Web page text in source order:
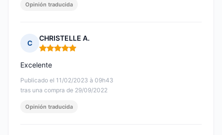
Opinión traducida
C
CHRISTELLE A.
Nota: 5 de 5
Publicado el 11/02/2023 à 09h43
tras una compra de 29/09/2022
Excelente
Opinión traducida